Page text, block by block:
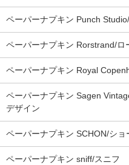
ペーパーナプキン Punch
ペーパーナプキン Rorstrand/ロ
ペーパーナプキン Royal
ペーパーナプキン Sagen
デザイン
ペーパーナプキン SCHON/ショ
ペーパーナプキン sniff/スニフ